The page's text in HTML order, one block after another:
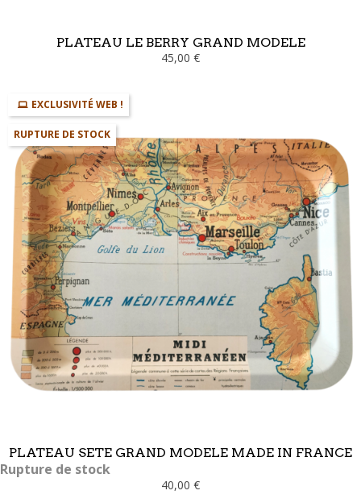
PLATEAU LE BERRY GRAND MODELE
45,00 €
PLATEAU SETE GRAND MODELE MADE IN FRANCE
Rupture de stock
40,00 €
EXCLUSIVITÉ WEB !
RUPTURE DE STOCK